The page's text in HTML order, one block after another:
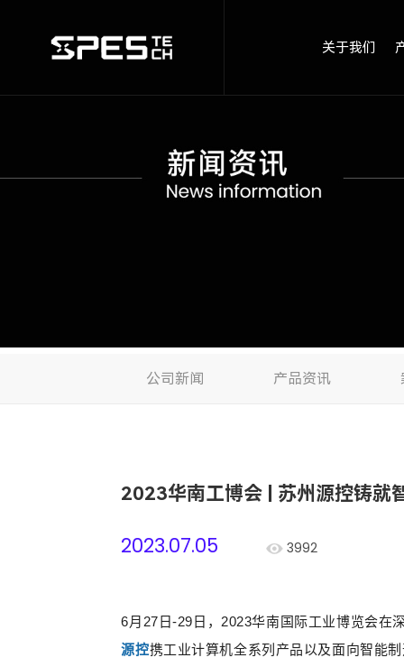
关于我们
公司新闻 产品资讯
2023华南工博会 | 苏州源控铸就
2023.07.05 3992
6月27日-29日，2023华南国际工业博览会在
源控携工业计算机全系列产品以及面向智能